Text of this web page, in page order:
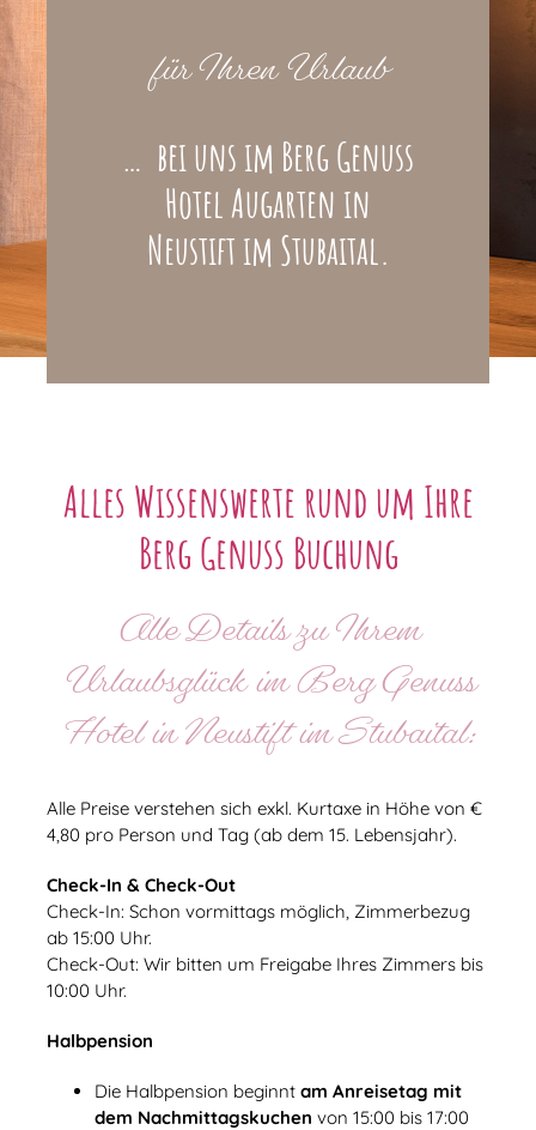
für Ihren Urlaub
… bei uns im Berg Genuss
Hotel Augarten in
Neustift im Stubaital.
Alles Wissenswerte rund um Ihre
Berg Genuss Buchung
Alle Details zu Ihrem
Urlaubsglück im Berg Genuss
Hotel in Neustift im Stubaital:
Alle Preise verstehen sich exkl. Kurtaxe in Höhe von €
4,80 pro Person und Tag (ab dem 15. Lebensjahr).
Check-In & Check-Out
Check-In: Schon vormittags möglich, Zimmerbezug
ab 15:00 Uhr.
Check-Out: Wir bitten um Freigabe Ihres Zimmers bis
10:00 Uhr.
Halbpension
Die Halbpension beginntam Anreisetag mit
dem Nachmittagskuchen von 15:00 bis 17:00